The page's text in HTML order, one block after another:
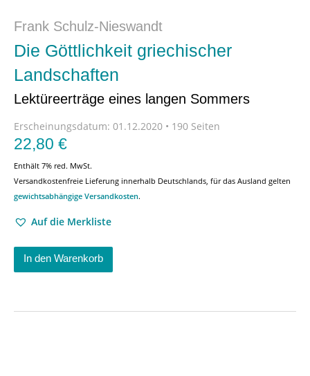
Frank Schulz-Nieswandt
Die Göttlichkeit griechischer
Landschaften
Lektüreerträge eines langen Sommers
Erscheinungsdatum: 01.12.2020 • 190 Seiten
22,80 €
Enthält 7% red. MwSt.
Versandkostenfreie Lieferung innerhalb Deutschlands, für das Ausland gelten
gewichtsabhängige Versandkosten.
Auf die Merkliste
In den Warenkorb